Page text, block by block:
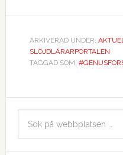
ARKIVERAD UNDER:
SLÖJDLÄRARPORTALEN
TAGGAD SOM: